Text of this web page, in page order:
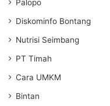
Palopo
Diskominfo Bontang
Nutrisi Seimbang
PT Timah
Cara UMKM
Bintan